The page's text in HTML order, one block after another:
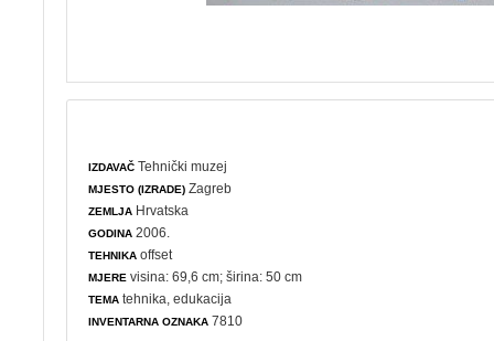
IZDAVAČ Tehnički muzej
MJESTO (IZRADE) Zagreb
ZEMLJA Hrvatska
GODINA 2006.
TEHNIKA offset
MJERE visina: 69,6 cm; širina: 50 cm
TEMA tehnika ,edukacija
INVENTARNA OZNAKA 7810